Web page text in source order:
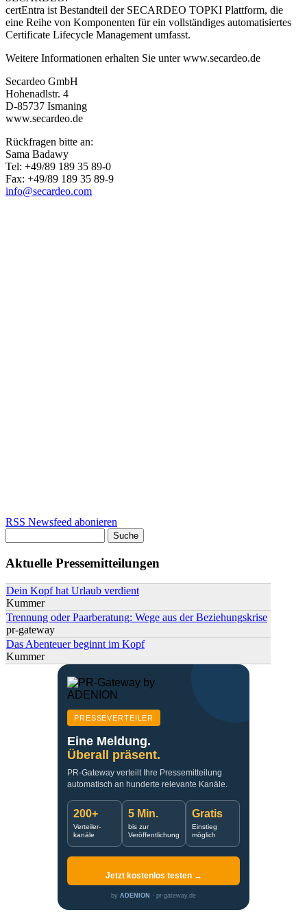
certEntra ist Bestandteil der SECARDEO TOPKI Plattform, die
eine Reihe von Komponenten für ein vollständiges automatisiertes
Certificate Lifecycle Management umfasst.
Weitere Informationen erhalten Sie unterwww.secardeo.de
Secardeo GmbH
Hohenadlstr. 4
D-85737 Ismaning
www.secardeo.de
Rückfragen bitte an:
Sama Badawy
Tel: +49/89 189 35 89-0
Fax: +49/89 189 35 89-9
info@secardeo.com
RSS Newsfeed abonieren
Aktuelle Pressemitteilungen
Dein Kopf hat Urlaub verdient
Kummer
Trennung oder Paarberatung: Wege aus der Beziehungskrise
pr-gateway
Das Abenteuer beginnt im Kopf
Kummer
PRESSEVERTEILER
Eine Meldung.
Überall präsent.
PR-Gateway verteilt Ihre Pressemitteilung
automatisch an hunderte relevante Kanäle.
200+
Verteiler-
kanäle
5 Min.
bis zur
Veröffentlichung
Gratis
Einstieg
möglich
Jetzt kostenlos testen →
by ADENION · pr-gateway.de